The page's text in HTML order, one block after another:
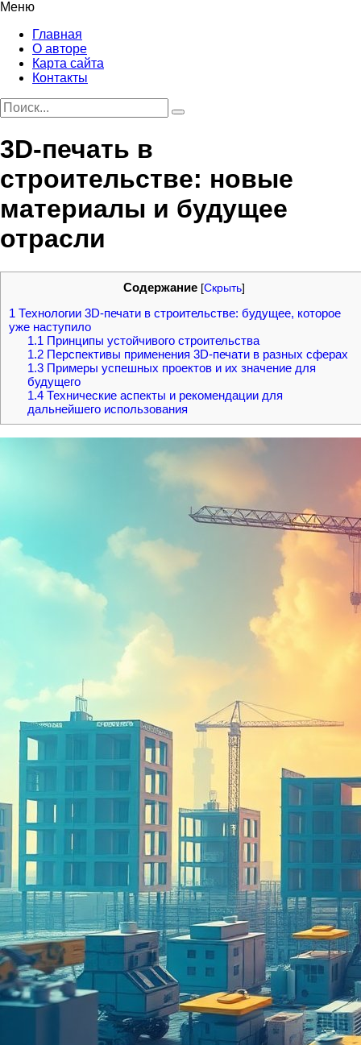
Меню
Главная
О авторе
Карта сайта
Контакты
3D-печать в
строительстве: новые
материалы и будущее
отрасли
Содержание [Скрыть]
1 Технологии 3D-печати в строительстве: будущее, которое
уже наступило
1.1 Принципы устойчивого строительства
1.2Перспективы применения 3D-печати в разных сферах
1.3Примеры успешных проектов и их значение для
будущего
1.4Технические аспекты и рекомендации для
дальнейшего использования